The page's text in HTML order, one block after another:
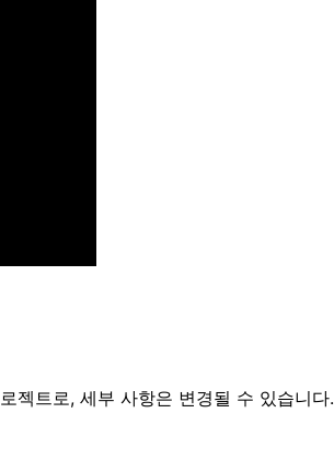
젝트로, 세부 사항은 변경될 수 있습니다.